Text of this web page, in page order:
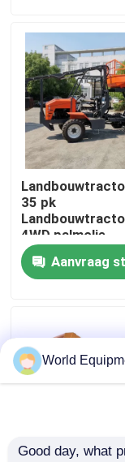
Producten
Over ons
Fabriekstocht
NEEM
Gevallen
Mini Crawler
35 pk
4WD palmolie
Aanvraag
World
Good day, what